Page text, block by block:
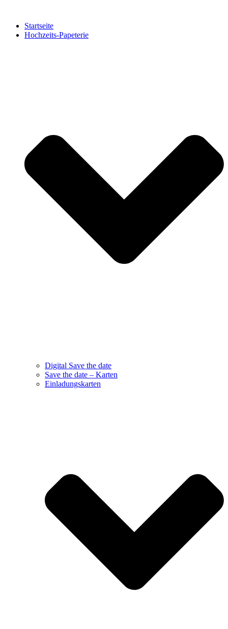
springenStartseite
Hochzeits-Papeterie
Digital Save the date
Save the date – Karten
Einladungskarten